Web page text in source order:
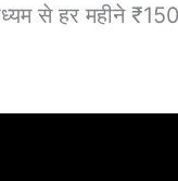
से हर महीने